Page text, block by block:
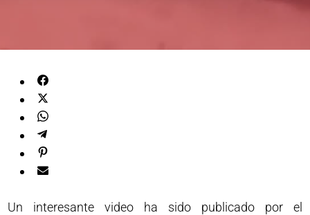
Un interesante video ha sido publicado por el